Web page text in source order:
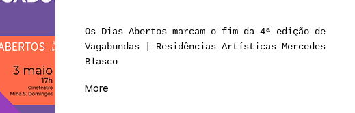
Os Dias Abertos marcam o fim da 4ª edição de
Vagabundas | Residências Artísticas Mercedes
Blasco
More